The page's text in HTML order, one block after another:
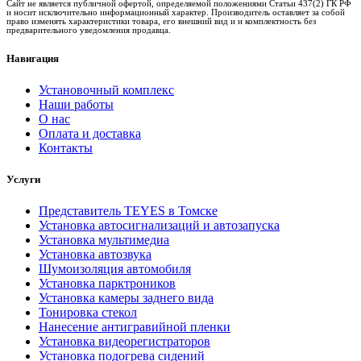
Сайт не является публичной офертой, определяемой положениями Статьи 437(2) ГК РФ
и носит исключительно информационный характер. Производитель оставляет за собой
право изменять характеристики товара, его внешний вид и и комплектность без
предварительного уведомления продавца.
Навигация
Установочный комплекс
Наши работы
О нас
Оплата и доставка
Контакты
Услуги
Представитель TEYES в Томске
Установка автосигнализаций и автозапуска
Установка мультимедиа
Установка автозвука
Шумоизоляция автомобиля
Установка парктроников
Установка камеры заднего вида
Тонировка стекол
Нанесение антигравийной пленки
Установка видеорегистраторов
Установка подогрева сидений